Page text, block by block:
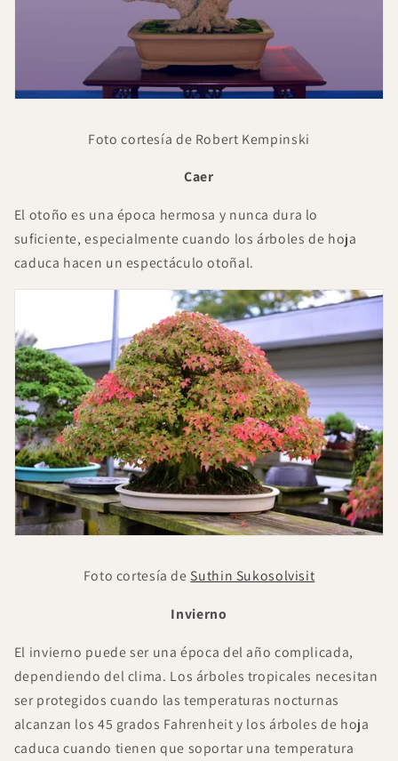
Foto cortesía de Robert Kempinski
Caer
El otoño es una época hermosa y nunca dura lo
suficiente, especialmente cuando los árboles de hoja
caduca hacen un espectáculo otoñal.
Foto cortesía de Suthin Sukosolvisit
Invierno
El invierno puede ser una época del año complicada,
dependiendo del clima. Los árboles tropicales necesitan
ser protegidos cuando las temperaturas nocturnas
alcanzan los 45 grados Fahrenheit y los árboles de hoja
caduca cuando tienen que soportar una temperatura